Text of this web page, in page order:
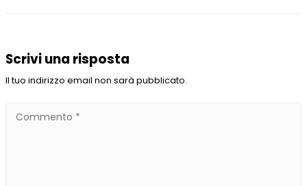
Scrivi una risposta
Il tuo indirizzo email non sarà pubblicato.